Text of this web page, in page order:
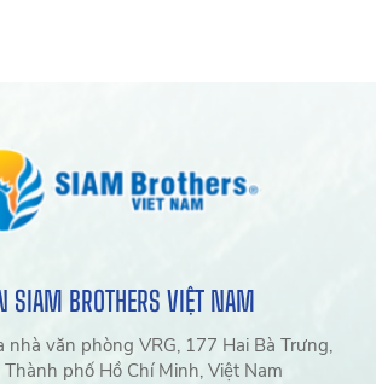
SIAM BROTHERS VIỆT NAM
nhà văn phòng VRG, 177 Hai Bà Trưng,
phố Hồ Chí Minh, Việt Nam